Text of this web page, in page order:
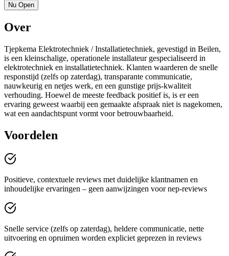
Nu Open
Over
Tjepkema Elektrotechniek / Installatietechniek, gevestigd in Beilen,
is een kleinschalige, operationele installateur gespecialiseerd in
elektrotechniek en installatietechniek. Klanten waarderen de snelle
responstijd (zelfs op zaterdag), transparante communicatie,
nauwkeurig en netjes werk, en een gunstige prijs‑kwaliteit
verhouding. Hoewel de meeste feedback positief is, is er een
ervaring geweest waarbij een gemaakte afspraak niet is nagekomen,
wat een aandachtspunt vormt voor betrouwbaarheid.
Voordelen
Positieve, contextuele reviews met duidelijke klantnamen en
inhoudelijke ervaringen – geen aanwijzingen voor nep‑reviews
Snelle service (zelfs op zaterdag), heldere communicatie, nette
uitvoering en opruimen worden expliciet geprezen in reviews